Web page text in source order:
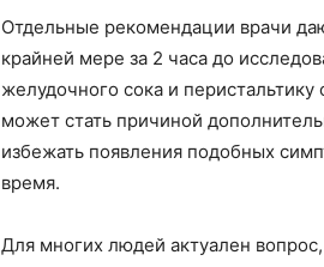
Отдельные рекомендации врачи
крайней мере за 2 часа до
желудочного сока и
может стать причиной
избежать появления подобных
время.
Для многих людей актуален